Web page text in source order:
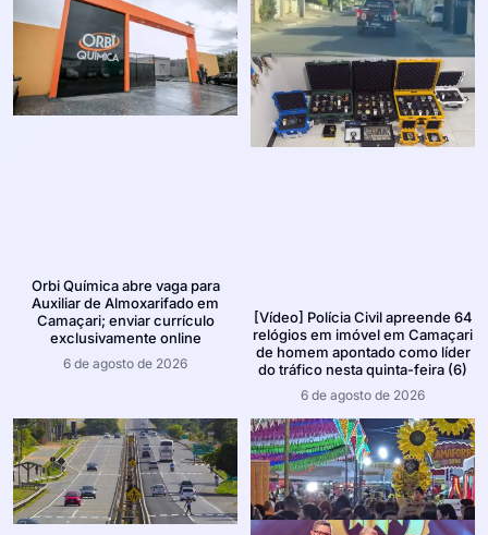
Orbi Química abre vaga para
Auxiliar de Almoxarifado em
Camaçari; enviar currículo
exclusivamente online
6 de agosto de 2026
[Vídeo] Polícia Civil apreende 64
relógios em imóvel em Camaçari
de homem apontado como líder
do tráfico nesta quinta-feira (6)
6 de agosto de 2026